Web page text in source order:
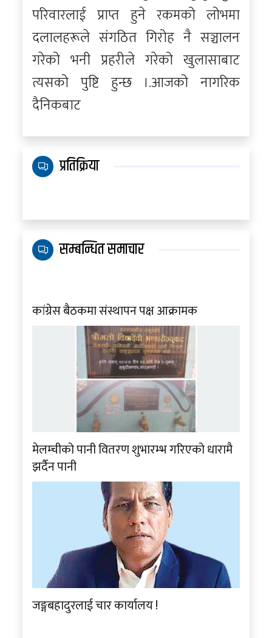
परिवारलाई प्राप्त हुने रकमको लोभमा
दलालहरूले संगठित गिरोह नै सञ्चालन
गरेको भनी प्रहरीले गरेको खुलासाबाट
त्यसको पुष्टि हुन्छ ।.आजको नागरिक
दैनिकबाट
प्रतिक्रिया
सम्बन्धित समाचार
कांग्रेस बैठकमा संस्थापन पक्ष आक्रामक
मेलम्चीको पानी वितरण शुभारम्भ गरिएको धारामै
झर्दैन पानी
जङ्गबहादुरलाई चार कार्यालय !